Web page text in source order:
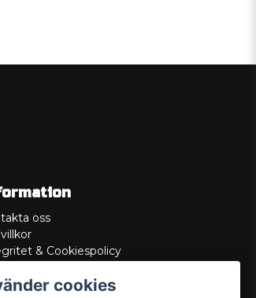
oss
& Cookiespolicy
Garanticookies